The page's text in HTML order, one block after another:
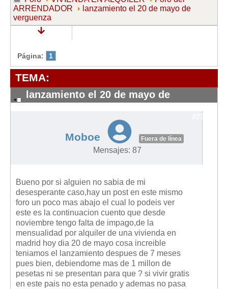
Para contratos anteriores al 6 de junio de 2013
Para contratos de Renta Antigua
Modelos de Contratos
Requerimientos y comunicaciones
Formularios sobre Propiedad Horizontal
Modelos de Acta de Junta de Propietarios
Requerimientos y comunicaciones
Legislación sobre la Comunidad de Propietarios
Legislación sobre Adquisición de Vivienda en Propiedad
Legislación de interés práctico
Diccionario
Usuario
Entrar / Salir
ARRENDADOR
lanzamiento el 20 de mayo de
verguenza
Página: 1
TEMA:
lanzamiento el 20 de mayo de
verguenza
#7334
Moboe Fuera de línea
Mensajes: 87
Bueno por si alguien no sabia de mi
desesperante caso,hay un post en este mismo
foro un poco mas abajo el cual lo podeis ver
este es la continuacion cuento que desde
noviembre tengo falta de impago,de la
mensualidad por alquiler de una vivienda en
madrid hoy dia 20 de mayo cosa increible
teniamos el lanzamiento despues de 7 meses
pues bien, debiendome mas de 1 millon de
pesetas ni se presentan para que ? si vivir gratis
en este pais no esta penado y ademas no pasa